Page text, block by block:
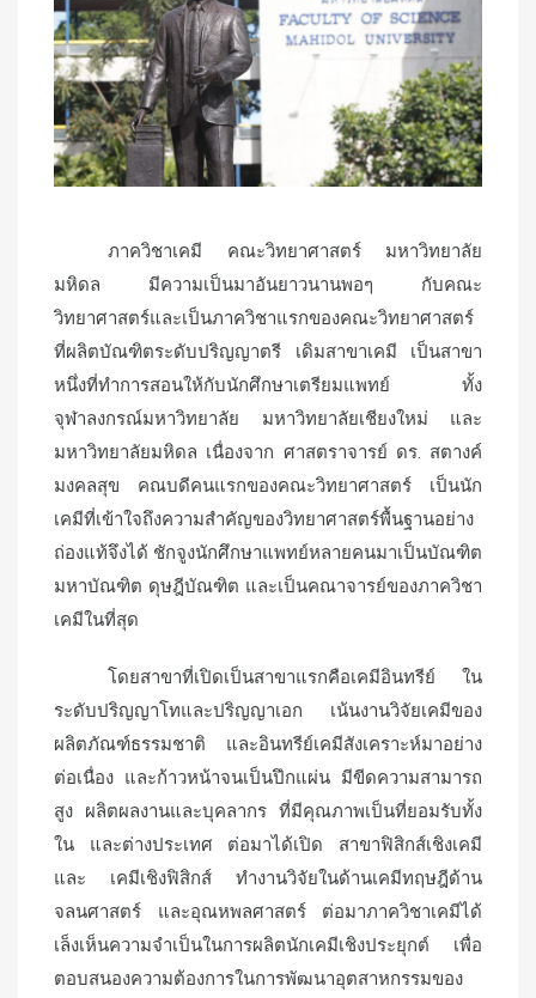
ภาควิชาเคมี คณะวิทยาศาสตร์ มหาวิทยาลัย
มหิดล มีความเป็นมาอันยาวนานพอๆ กับคณะ
วิทยาศาสตร์และเป็นภาควิชาแรกของคณะวิทยาศาสตร์
ที่ผลิตบัณฑิตระดับปริญญาตรี เดิมสาขาเคมี เป็นสาขา
หนึ่งที่ทำการสอนให้กับนักศึกษาเตรียมแพทย์ ทั้ง
จุฬาลงกรณ์มหาวิทยาลัย มหาวิทยาลัยเชียงใหม่ และ
มหาวิทยาลัยมหิดล เนื่องจาก ศาสตราจารย์ ดร. สตางค์
มงคลสุข คณบดีคนแรกของคณะวิทยาศาสตร์ เป็นนัก
เคมีที่เข้าใจถึงความสำคัญของวิทยาศาสตร์พื้นฐานอย่าง
ถ่องแท้จึงได้ ชักจูงนักศึกษาแพทย์หลายคนมาเป็นบัณฑิต
มหาบัณฑิต ดุษฎีบัณฑิต และเป็นคณาจารย์ของภาควิชา
เคมีในที่สุด
โดยสาขาที่เปิดเป็นสาขาแรกคือเคมีอินทรีย์ ใน
ระดับปริญญาโทและปริญญาเอก เน้นงานวิจัยเคมีของ
ผลิตภัณฑ์ธรรมชาติ และอินทรีย์เคมีสังเคราะห์มาอย่าง
ต่อเนื่อง และก้าวหน้าจนเป็นปึกแผ่น มีขีดความสามารถ
สูง ผลิตผลงานและบุคลากร ที่มีคุณภาพเป็นที่ยอมรับทั้ง
ใน และต่างประเทศ ต่อมาได้เปิด สาขาฟิสิกส์เชิงเคมี
และ เคมีเชิงฟิสิกส์ ทำงานวิจัยในด้านเคมีทฤษฎีด้าน
จลนศาสตร์ และอุณหพลศาสตร์ ต่อมาภาควิชาเคมีได้
เล็งเห็นความจำเป็นในการผลิตนักเคมีเชิงประยุกต์ เพื่อ
ตอบสนองความต้องการในการพัฒนาอุตสาหกรรมของ